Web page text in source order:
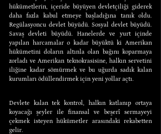
hükümetlerin, içeride büyüyen devletçiliği giderek
daha fazla kabul etmeye başladığına tanık oldu.
Regülasyoncu devlet büyüdü. Sosyal devlet büyüdü.
Savaş devleti büyüdü. Hanelerde ve yurt içinde
yapılan harcamalar o kadar büyüktü ki Amerikan
hükümetini doların altınla olan bağını koparmaya
zorladı ve Amerikan teknokrasisine, halkın servetini
iliğine kadar sömürmek ve bu uğurda sadık kalan
kurumları ödüllendirmek için yeni yollar açtı.
Devlete kalan tek kontrol, halkın katlanıp ortaya
koyacağı şeyler ile finansal ve beşerî sermayeyi
çekmek isteyen hükümetler arasındaki rekabetten
gelir.